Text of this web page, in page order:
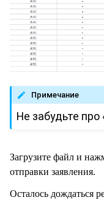
Примечание
Не забудьте
Загрузите файл и
отправки заявления.
Осталось дождаться